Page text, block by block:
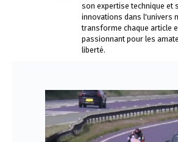
son expertise technique et
innovations dans l'univers
transforme chaque article
passionnant pour les
liberté.